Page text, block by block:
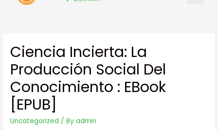
Ciencia Incierta: La
Producción Social Del
Conocimiento : EBook
[EPUB]
Uncategorized / Byadmin